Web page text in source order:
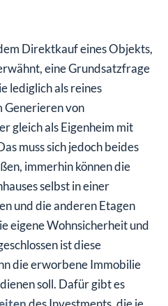
Direktkauf eines Objekts,
eine Grundsatzfrage
lediglich als reines
Generieren von
gleich als Eigenheim mit
muss sich jedoch beides
immerhin können die
selbst in einer
und die anderen Etagen
eigene Wohnsicherheit und
ist diese
die erworbene Immobilie
soll. Dafür gibt es